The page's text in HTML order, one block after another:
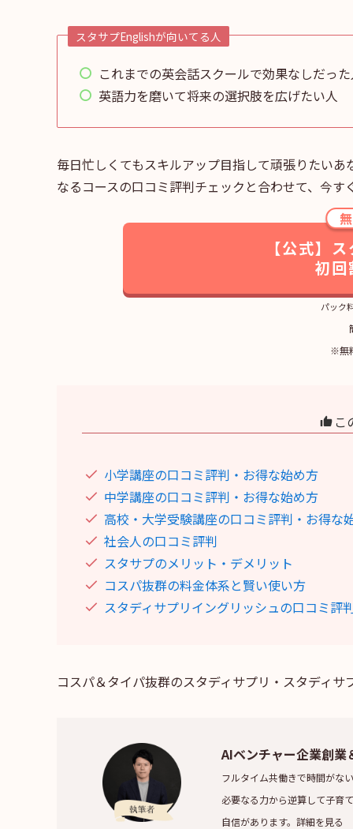
スタサプEnglishが向いてる人
これまでの英会話スクールで効果なしだっ
英語力を磨いて将来の選択肢を広げたい人
毎日忙しくてもスキルアップ目指して頑張りたいあ
なるコースの口コミ評判チェックと合わせて、今
【公式】
初回
パック
※無
こ
小学講座の口コミ評判・お得な始め方
中学講座の口コミ評判・お得な始め方
高校・大学受験講座の口コミ評判・お得な
社会人の口コミ評判
スタサプのメリット・デメリット
コスパ抜群の料金体系と賢い使い方
スタディサプリイングリッシュの口コミ評
コスパ＆タイパ抜群のスタディサプリ・スタディ
AIベンチャー企業創業
フルタイム共働きで時間がな
必要なる力から逆算して子育
自信があります。詳細を見る